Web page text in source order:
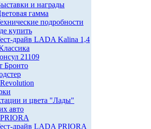
и награды
гамма
подробности
купить
драйв LADA Kalina 1,4
21109
Бронто
и цвета "Лады"
авто
драйв LADA PRIORA